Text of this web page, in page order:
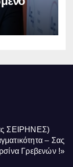
ΣΕΙΡΗΝΕΣ)
– Σας
Γρεβενών !»